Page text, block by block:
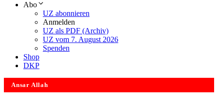
Abo
UZ abonnieren
Anmelden
UZ als PDF (Archiv)
UZ vom 7. August 2026
Spenden
Shop
DKP
Ansar Allah